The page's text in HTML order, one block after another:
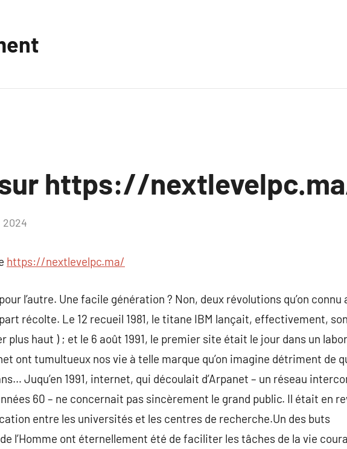
https://
2024
https://nextlevelpc.ma/
l’autre. Une facile génération ? Non, deux révolutions qu’on connu
récolte. Le 12 recueil 1981, le titane IBM lançait, effectivement,
plus haut ) ; et le 6 août 1991, le premier site était le jour dans un
ont tumultueux nos vie à telle marque qu’on imagine détriment de
Juqu’en 1991, internet, qui découlait d’Arpanet – un réseau
60 – ne concernait pas sincèrement le grand public. Il était en
entre les universités et les centres de recherche.Un des buts
l’Homme ont éternellement été de faciliter les tâches de la vie